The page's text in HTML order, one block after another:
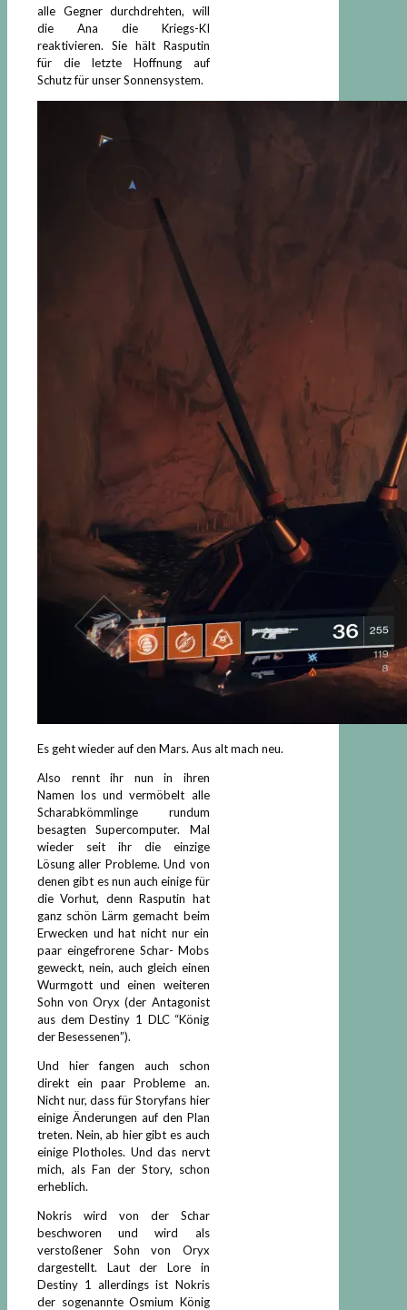
alle Gegner durchdrehten, will
die Ana die Kriegs-KI
reaktivieren. Sie hält Rasputin
für die letzte Hoffnung auf
Schutz für unser Sonnensystem.
Es geht wieder auf den Mars. Aus alt mach neu.
Also rennt ihr nun in ihren
Namen los und vermöbelt alle
Scharabkömmlinge rundum
besagten Supercomputer. Mal
wieder seit ihr die einzige
Lösung aller Probleme. Und von
denen gibt es nun auch einige für
die Vorhut, denn Rasputin hat
ganz schön Lärm gemacht beim
Erwecken und hat nicht nur ein
paar eingefrorene Schar- Mobs
geweckt, nein, auch gleich einen
Wurmgott und einen weiteren
Sohn von Oryx (der Antagonist
aus dem Destiny 1 DLC “König
der Besessenen”).
Und hier fangen auch schon
direkt ein paar Probleme an.
Nicht nur, dass für Storyfans hier
einige Änderungen auf den Plan
treten. Nein, ab hier gibt es auch
einige Plotholes. Und das nervt
mich, als Fan der Story, schon
erheblich.
Nokris wird von der Schar
beschworen und wird als
verstoßener Sohn von Oryx
dargestellt. Laut der Lore in
Destiny 1 allerdings ist Nokris
der sogenannte Osmium König